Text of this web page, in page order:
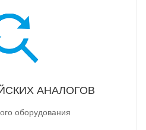
АНАЛОГОВ
оборудования